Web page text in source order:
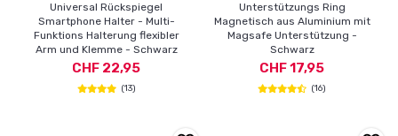
Universal Rückspiegel
Smartphone Halter - Multi-
Funktions Halterung flexibler
Arm und Klemme - Schwarz
CHF 22,95
(13)
Unterstützungs Ring
Magnetisch aus Aluminium mit
Magsafe Unterstützung -
Schwarz
CHF 17,95
(16)